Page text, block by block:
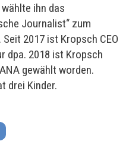
ihn das
Journalist“ zum
2017 ist Kropsch CEO
dpa. 2018 ist Kropsch
gewählt worden.
drei Kinder.